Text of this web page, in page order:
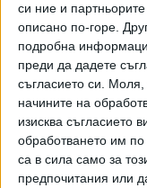
си ние и
описано по-горе.
подробна
преди да дадете
съгласието си. Моля,
начините на
изисква съгласието
обработването им
са в сила само за
предпочитания или
независи нито от
още по-голямо
предполагаемите
В същото време
че въпросното
конфискацията на
дейности,
членка в хода на